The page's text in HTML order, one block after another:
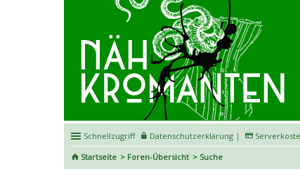
Schnellzugriff Datenschutzerklärung |
Startseite
Foren-Übersicht Suche